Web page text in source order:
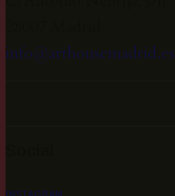
info@arthousemadrid.es